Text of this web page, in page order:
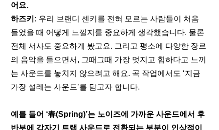
어요.
하즈키: 우리 브랜디 센키를 전혀 모르는 사람들이 처음
들었을 때 어떻게 느낄지를 중요하게 생각했습니다. 물론
전체 서사도 중요하게 봤고요. 그리고 평소에 다양한 장르
의 음악을 들으면서, 그때그때 가장 멋지고 힙하다고 느끼
는 사운드를 놓치지 않으려고 해요. 곡 작업에서도 ‘지금
가장 설레는 사운드’를 담고자 합니다.
예를 들어 ‘春(Spring)’는 노이즈에 가까운 사운드에서 후
반부에 갑자기 트랩 사운드로 전환되는 부분이 인상적이